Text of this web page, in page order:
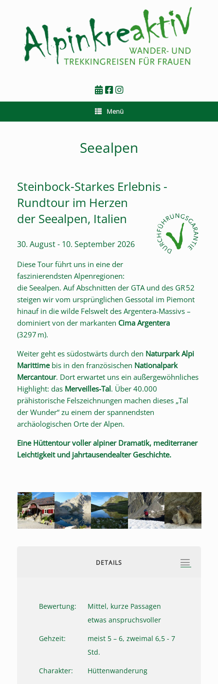
Menü
Seealpen
Steinbock-Starkes Erlebnis -
Rundtour im Herzen
der Seealpen, Italien
30. August - 10. September 2026
Diese Tour führt uns in eine der
faszinierendsten Alpenregionen:
die Seealpen. Auf Abschnitten der GTA und des GR 52
steigen wir vom ursprünglichen Gessotal im Piemont
hinauf in die wilde Felswelt des Argentera-Massivs –
dominiert von der markanten Cima Argentera
(3297 m).
Weiter geht es südostwärts durch den Naturpark Alpi
Marittimebis in den französischen Nationalpark
Mercantour. Dort erwartet uns ein außergewöhnliches
Highlight: das Merveilles-Tal. Über 40.000
prähistorische Felszeichnungen machen dieses „Tal
der Wunder“ zu einem der spannendsten
archäologischen Orte der Alpen.
Eine Hüttentour voller alpiner Dramatik, mediterraner
Leichtigkeit und jahrtausendealter Geschichte.
DETAILS
Bewertung:
Mittel, kurze Passagen
etwas anspruchsvoller
Gehzeit:
meist 5 – 6, zweimal 6,5 - 7
Std.
Charakter:
Hüttenwanderung